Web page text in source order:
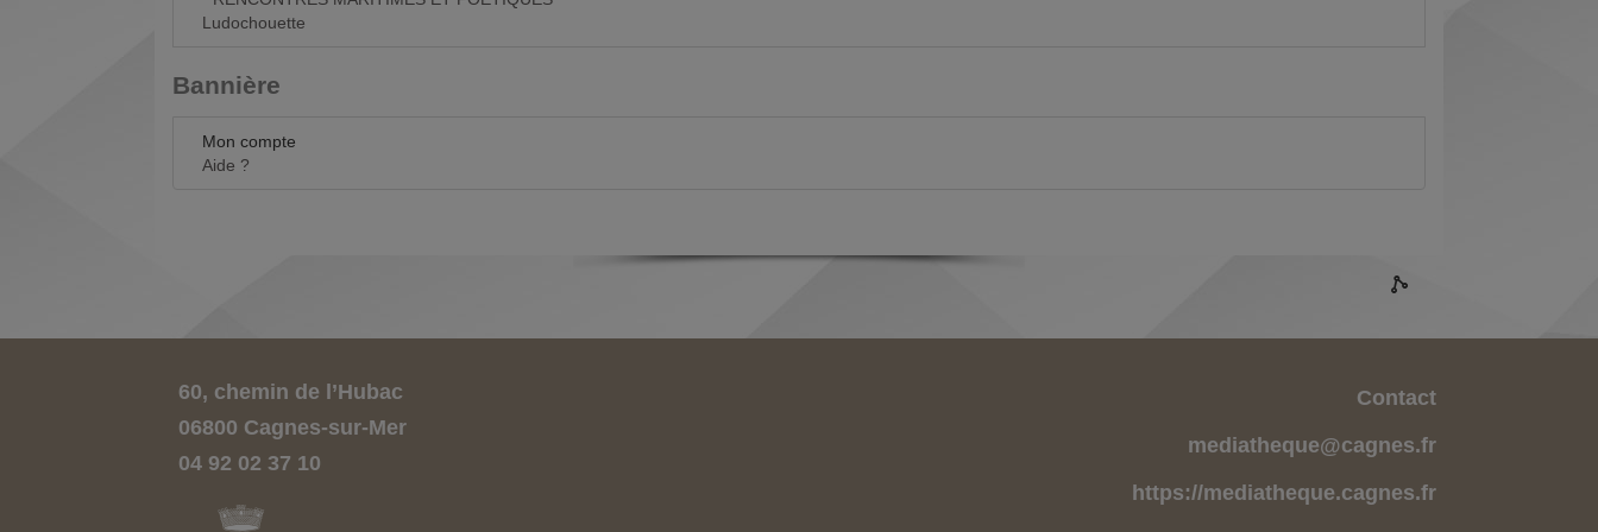
Ludochouette
Bannière
Mon compte
Aide ?
60, chemin de l’Hubac
06800 Cagnes-sur-Mer
04 92 02 37 10
Contact
mediatheque@cagnes.fr
https://mediatheque.cagnes.fr